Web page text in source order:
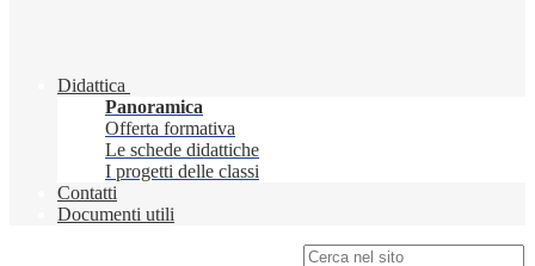
Didattica
Panoramica
Offerta formativa
Le schede didattiche
I progetti delle classi
Contatti
Documenti utili